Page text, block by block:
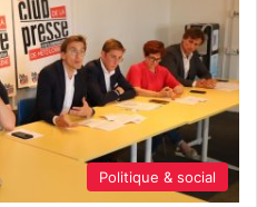
Politique & social